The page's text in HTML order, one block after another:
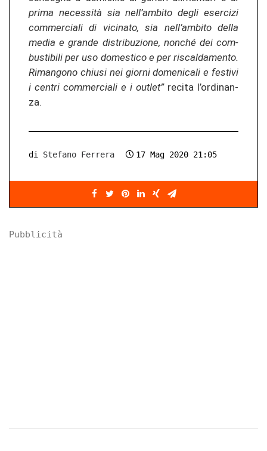
prima necessità sia nell’amb­ito degli eser­ci­zi
com­mer­cia­li di vi­ci­na­to, sia nell’amb­ito della
media e gran­de dis­tri­bu­zio­ne, non­ché dei com­
busti­bi­li per uso do­mes­ti­co e per riscald­amen­to.
Ri­man­go­no chiusi nei gior­ni do­me­ni­ca­li e fes­ti­vi
i cen­tri com­mer­cia­li e i outlet”re­ci­ta l’or­di­nan­
za.
di Stefano Ferrera 17 Mag 2020 21:05
Pubblicità